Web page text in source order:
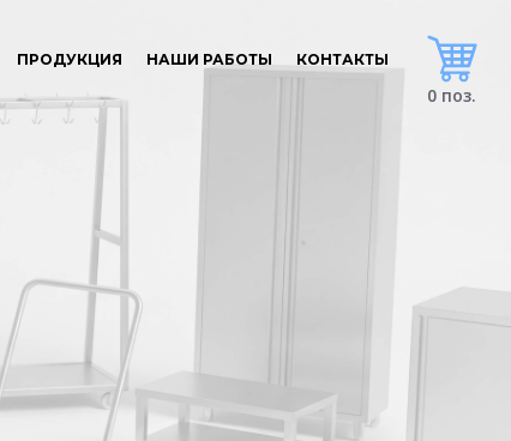
0 поз.
ПРОДУКЦИЯ НАШИ РАБОТЫ КОНТАКТЫ